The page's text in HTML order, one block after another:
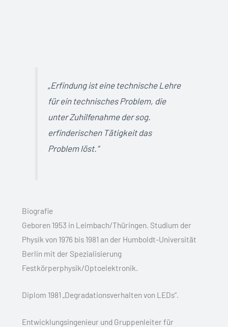
„Erfindung ist eine technische Lehre
für ein technisches Problem, die
unter Zuhilfenahme der sog.
erfinderischen Tätigkeit das
Problem löst.“
Biografie
Geboren 1953 in Leimbach/Thüringen. Studium der
Physik von 1976 bis 1981 an der Humboldt-Universität
Berlin mit der Spezialisierung
Festkörperphysik/Optoelektronik.
Diplom 1981 „Degradationsverhalten von LEDs“.
Entwicklungsingenieur und Gruppenleiter für